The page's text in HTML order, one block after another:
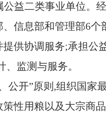
益二类事业单位。
信息部和管理部6
供协调服务;承担公
监测与服务。
公开”原则,组织国家
性用粮以及大宗商